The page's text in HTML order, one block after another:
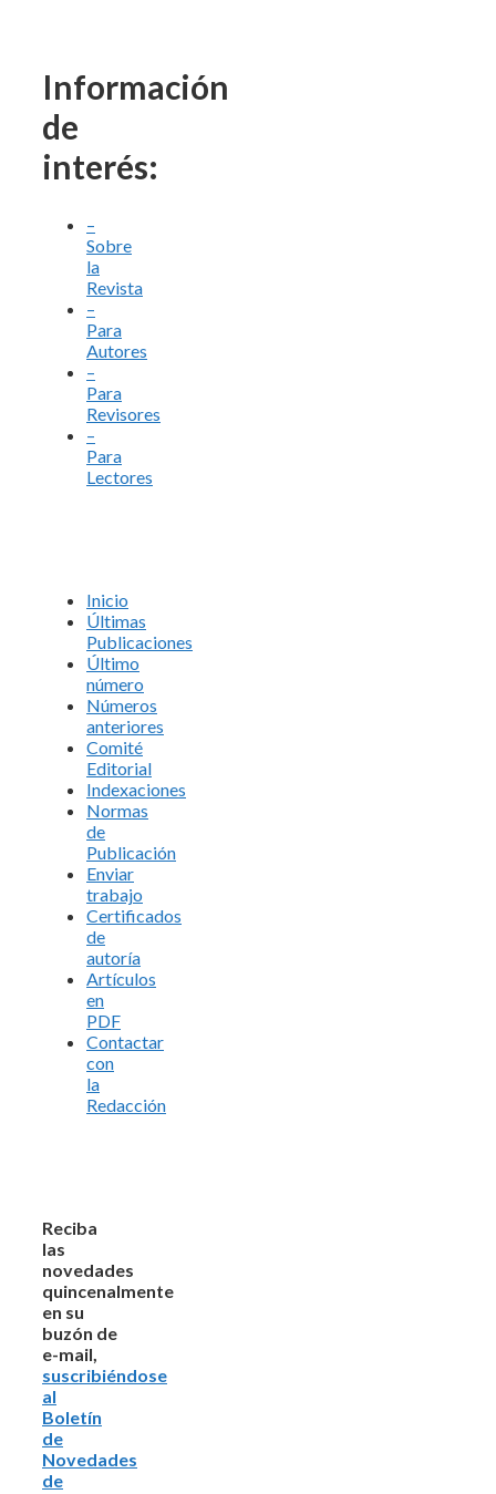
Información
de
interés:
–
Sobre
la
Revista
–
Para
Autores
–
Para
Revisores
–
Para
Lectores
Inicio
Últimas
Publicaciones
Último
número
Números
anteriores
Comité
Editorial
Indexaciones
Normas
de
Publicación
Enviar
trabajo
Certificados
de
autoría
Artículos
en
PDF
Contactar
con
la
Redacción
Reciba
las
novedades
quincenalmente
en su
buzón de
e-mail,
suscribiéndose
al
Boletín
de
Novedades
de